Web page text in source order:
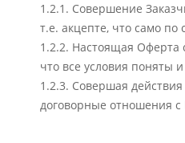
1.2.1. Совершение
т.е. акцепте, что само
1.2.2. Настоящая Оферта
что все условия поняты
1.2.3. Совершая
договорные отношения